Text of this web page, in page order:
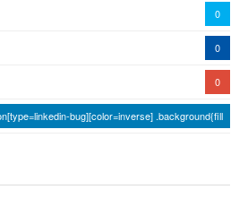
0
0
0
bug][color=inverse] .background{fill